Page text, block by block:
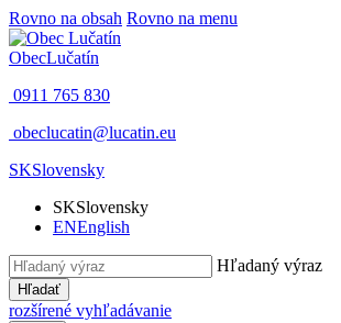
Rovno na obsah Rovno na menu
ObecLučatín
0911 765 830
obeclucatin@lucatin.eu
SKSlovensky
SKSlovensky
ENEnglish
Hľadaný výraz
Hľadať
rozšírené vyhľadávanie